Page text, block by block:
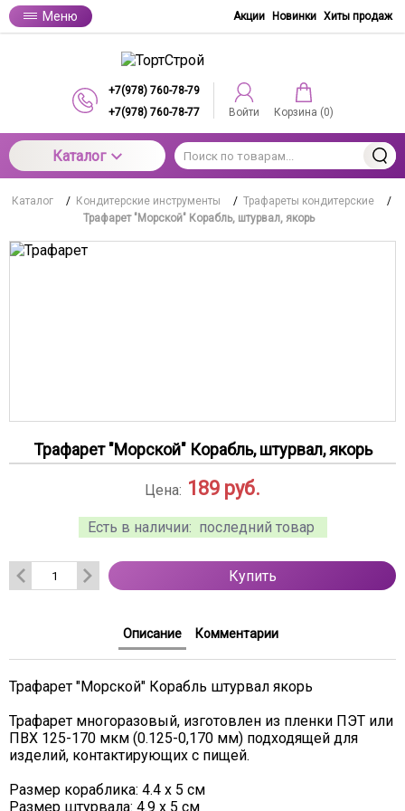
Меню Акции Новинки Хиты продаж
+7(978) 760-78-79
+7(978) 760-78-77
Войти Корзина (0)
Каталог
Каталог / Кондитерские инструменты / Трафареты кондитерские
/
Трафарет "Морской" Корабль, штурвал, якорь
Трафарет "Морской" Корабль, штурвал, якорь
Есть в наличии: последний товар
Цена: 189 руб.
Купить
Описание Комментарии
Трафарет "Морской" Корабль штурвал якорь
Трафарет многоразовый, изготовлен из пленки ПЭТ или
ПВХ 125-170 мкм (0.125-0,170 мм) подходящей для
изделий, контактирующих с пищей.
Размер кораблика: 4.4 х 5 см
Размер штурвала: 4.9 х 5 см